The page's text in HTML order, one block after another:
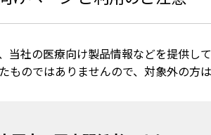
当社の医療向け製品情報などを提供し
ものではありませんので、対象外の方